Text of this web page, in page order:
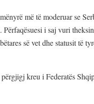
më të moderuar se
Përfaqësuesi i saj vuri
së vet dhe statusit të
kreu i Federatës